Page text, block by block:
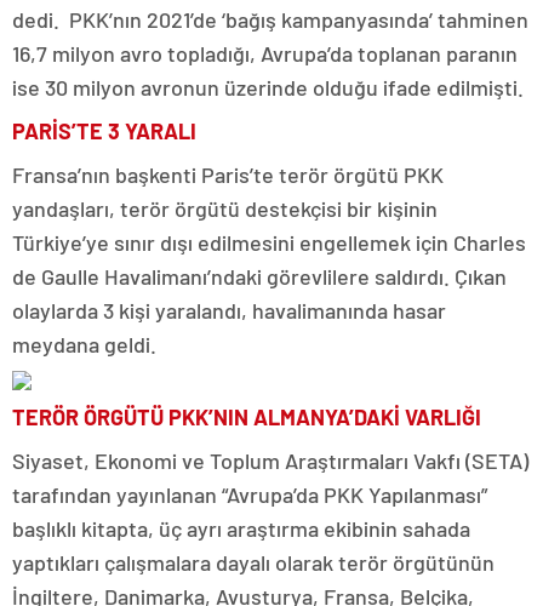
dedi. PKK’nın 2021’de ‘bağış kampanyasında’ tahminen
16,7 milyon avro topladığı, Avrupa’da toplanan paranın
ise 30 milyon avronun üzerinde olduğu ifade edilmişti.
PARİS’TE 3 YARALI
Fransa’nın başkenti Paris’te terör örgütü PKK
yandaşları, terör örgütü destekçisi bir kişinin
Türkiye’ye sınır dışı edilmesini engellemek için Charles
de Gaulle Havalimanı’ndaki görevlilere saldırdı. Çıkan
olaylarda 3 kişi yaralandı, havalimanında hasar
meydana geldi.
TERÖR ÖRGÜTÜ PKK’NIN ALMANYA’DAKİ VARLIĞI
Siyaset, Ekonomi ve Toplum Araştırmaları Vakfı (SETA)
tarafından yayınlanan “Avrupa’da PKK Yapılanması”
başlıklı kitapta, üç ayrı araştırma ekibinin sahada
yaptıkları çalışmalara dayalı olarak terör örgütünün
İngiltere, Danimarka, Avusturya, Fransa, Belçika,